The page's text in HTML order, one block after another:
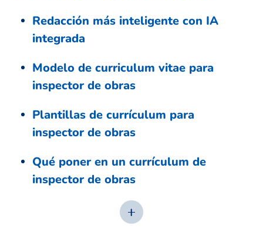
Redacción más inteligente con IA
integrada
Modelo de curriculum vitae para
inspector de obras
Plantillas de currículum para
inspector de obras
Qué poner en un currículum de
inspector de obras